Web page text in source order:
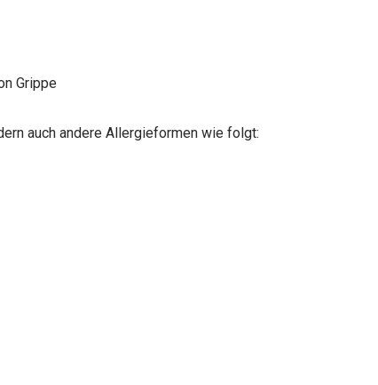
Grippe
auch andere Allergieformen wie folgt: